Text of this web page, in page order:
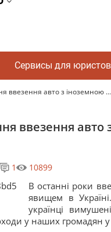
Сервисы для юристов
ввезення авто з іноземною ...
ввезення авто
1 10899
В останні роки
явищем в
українці
у наших громадян у